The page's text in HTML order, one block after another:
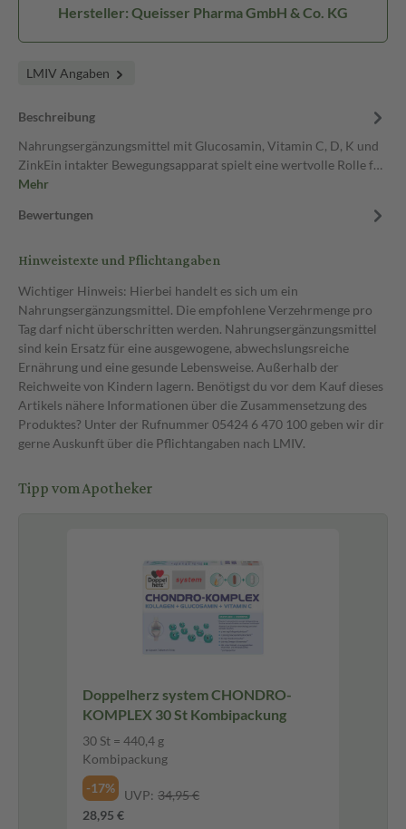
Hersteller: Queisser Pharma GmbH & Co. KG
LMIV Angaben
Beschreibung
Nahrungsergänzungsmittel mit Glucosamin, Vitamin C, D, K und
ZinkEin intakter Bewegungsapparat spielt eine wertvolle Rolle f…
Mehr
Bewertungen
Hinweistexte und Pflichtangaben
Wichtiger Hinweis: Hierbei handelt es sich um ein
Nahrungsergänzungsmittel. Die empfohlene Verzehrmenge pro
Tag darf nicht überschritten werden. Nahrungsergänzungsmittel
sind kein Ersatz für eine ausgewogene, abwechslungsreiche
Ernährung und eine gesunde Lebensweise. Außerhalb der
Reichweite von Kindern lagern. Benötigst du vor dem Kauf dieses
Artikels nähere Informationen über die Zusammensetzung des
Produktes? Unter der Rufnummer 05424 6 470 100 geben wir dir
gerne Auskunft über die Pflichtangaben nach LMIV.
Tipp vom Apotheker
Doppelherz system CHONDRO-
KOMPLEX 30 St Kombipackung
30 St = 440,4 g
Kombipackung
-17%
UVP: 34,95 €
28,95 €